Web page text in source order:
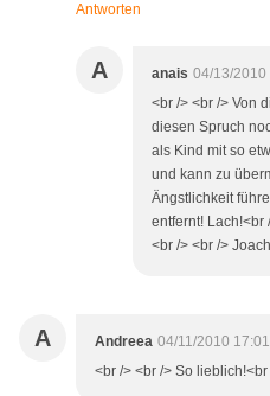
Antworten
A anais 04/13/2010
<br /> <br /> Von
diesen Spruch
als Kind mit so
und kann zu
Ängstlichkeit
entfernt! Lach!<br
<br /> <br />
A Andreea 04/11/2010 17:01
<br /> <br /> So